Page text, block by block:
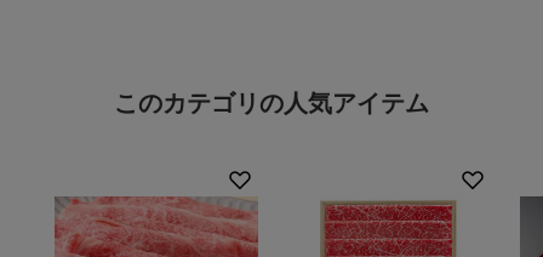
このカテゴリの人気アイテム